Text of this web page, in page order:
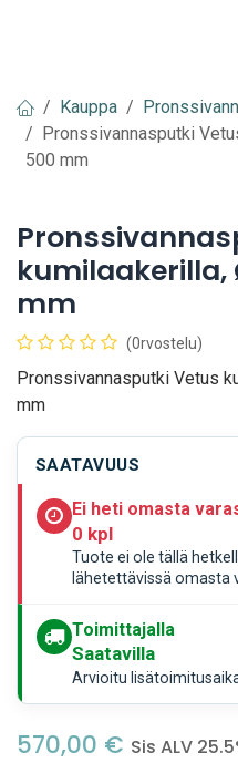
Kauppa
Pronssivannasputki
500 mm
kumilaakerilla,
mm
(0rvostelu)
Pronssivannasputki Vetus
mm
SAATAVUUS
Ei heti omasta
0 kpl
Tuote ei ole tällä
lähetettävissä omasta
Toimittajalla
Saatavilla
Arvioitu
570,00 € Sis ALV